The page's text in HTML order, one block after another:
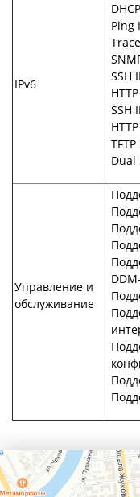
IPv6
Ping
SSH
SSH
TFTP
Dual
Управление и
обслуживание